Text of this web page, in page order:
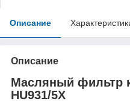
Описание
Описание
Масляный фильтр
HU931/5X